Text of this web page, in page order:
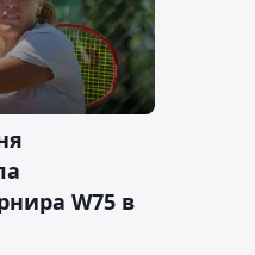
W75 в